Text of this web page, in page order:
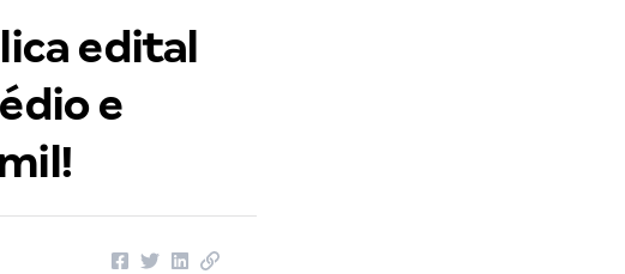
edital
e